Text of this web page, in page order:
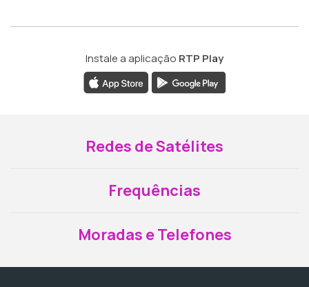
Instale a aplicação RTP Play
Redes de Satélites
Frequências
Moradas e Telefones